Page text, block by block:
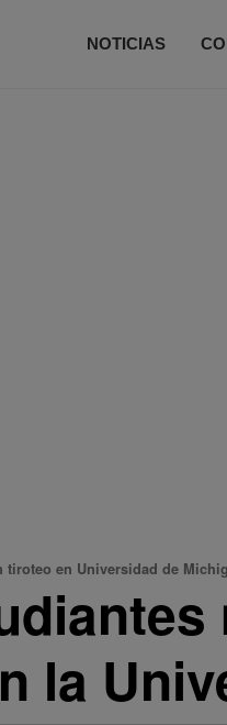
NOTICIAS
tiroteo en Universidad de
la